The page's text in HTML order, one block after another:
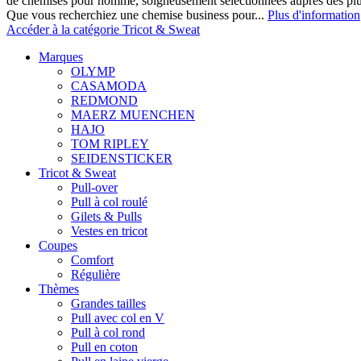
Que vous recherchiez une chemise business pour... Plus d'information
Accéder à la catégorie Tricot & Sweat
Marques
OLYMP
CASAMODA
REDMOND
MAERZ MUENCHEN
HAJO
TOM RIPLEY
SEIDENSTICKER
Tricot & Sweat
Pull-over
Pull à col roulé
Gilets & Pulls
Vestes en tricot
Coupes
Comfort
Régulière
Thèmes
Grandes tailles
Pull avec col en V
Pull à col rond
Pull en coton